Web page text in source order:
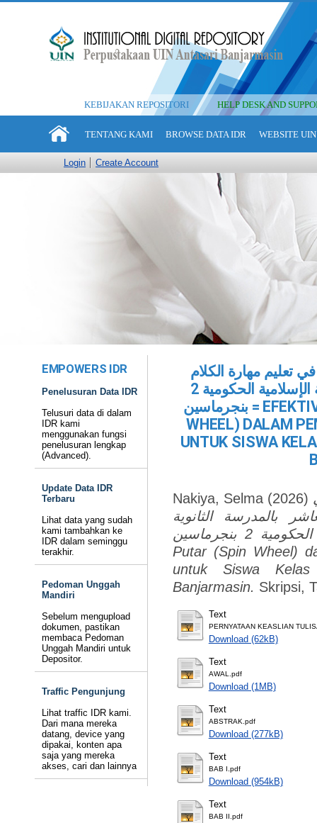
KEBIJAKAN REPOSITORI HELP DESK AND
TENTANG KAMI BROWSE DATA IDR WEBSITE
Login Create Account
EMPOWERS IDR
Penelusuran Data IDR
Telusuri data di dalam
IDR kami
menggunakan fungsi
penelusuran lengkap
(Advanced).
Update Data IDR
Terbaru
Lihat data yang sudah
kami tambahkan ke
IDR dalam seminggu
terakhir.
Pedoman Unggah
Mandiri
Sebelum mengupload
dokumen, pastikan
membaca Pedoman
Unggah Mandiri untuk
Depositor.
Traffic Pengunjung
Lihat traffic IDR kami.
Dari mana mereka
datang, device yang
dipakai, konten apa
saja yang mereka
akses, cari dan lainnya
تعليم مهارة الكلام
لطلبة الصف العاشر بالمدرسة الثانوية الإسلامية الحكومية 2
بنجرماسين = EFEKTIVITAS MEDIA RODA PUTAR (SPIN
WHEEL) DALAM
UNTUK SISWA
Nakiya, Selma(2026)
بالمدرسة الثانوية
الإسلامية الحكومية 2 بنجرماسين = Efektivitas Media Roda
Putar (Spin Wheel)
untuk Siswa
Banjarmasin. Skripsi,
Text
PERNYATAAN KEASLIAN
Download (62kB)
Text
AWAL.pdf
Download (1MB)
Text
ABSTRAK.pdf
Download (277kB)
Text
BAB I.pdf
Download (954kB)
Text
BAB II.pdf